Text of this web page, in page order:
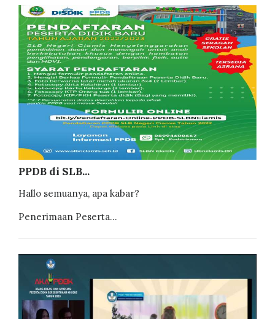
PPDB di SLB...
Hallo semuanya, apa kabar?
Penerimaan Peserta...